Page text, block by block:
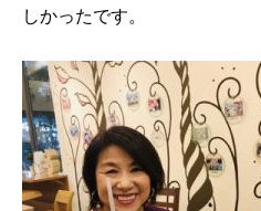
しかったです。